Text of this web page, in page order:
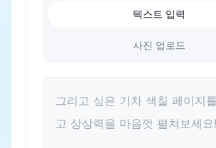
텍스트 입력
사진 업로드